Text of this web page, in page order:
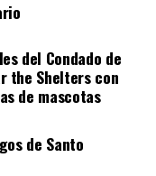
del Condado de
the Shelters con
de mascotas
de Santo